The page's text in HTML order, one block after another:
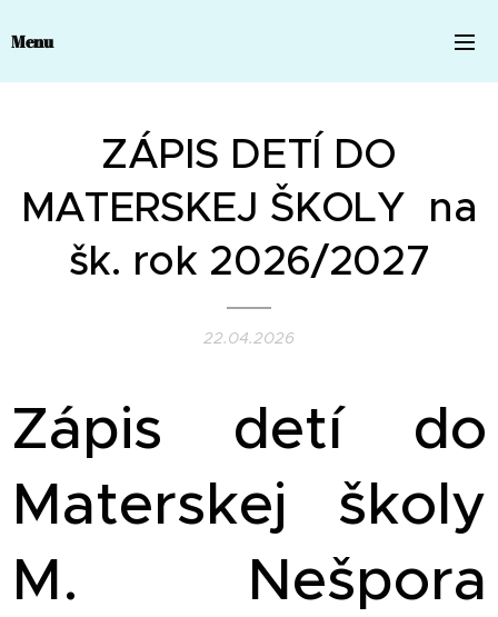
Menu
ZÁPIS DETÍ DO
MATERSKEJ ŠKOLY na
šk. rok 2026/2027
22.04.2026
Zápis detí do
Materskej školy
M. Nešpora